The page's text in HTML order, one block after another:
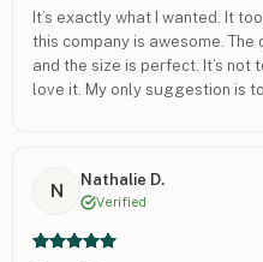
It’s exactly what I wanted. It
this company is awesome.
and the size is perfect. It’s not
love it. My only suggestion is
N
Nathalie D.
Verified